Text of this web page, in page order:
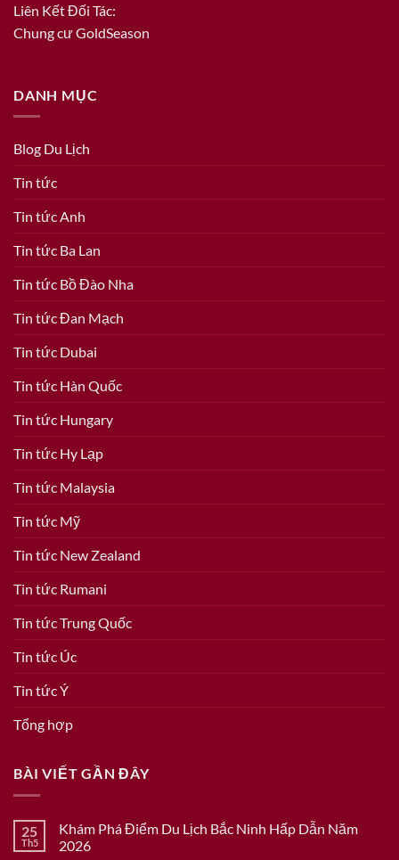
Liên Kết Đối Tác:
Chung cư GoldSeason
DANH MỤC
Blog Du Lịch
Tin tức
Tin tức Anh
Tin tức Ba Lan
Tin tức Bồ Đào Nha
Tin tức Đan Mạch
Tin tức Dubai
Tin tức Hàn Quốc
Tin tức Hungary
Tin tức Hy Lạp
Tin tức Malaysia
Tin tức Mỹ
Tin tức New Zealand
Tin tức Rumani
Tin tức Trung Quốc
Tin tức Úc
Tin tức Ý
Tổng hợp
BÀI VIẾT GẦN ĐÂY
25
Th5
Khám Phá Điểm Du Lịch Bắc Ninh Hấp Dẫn Năm
2026